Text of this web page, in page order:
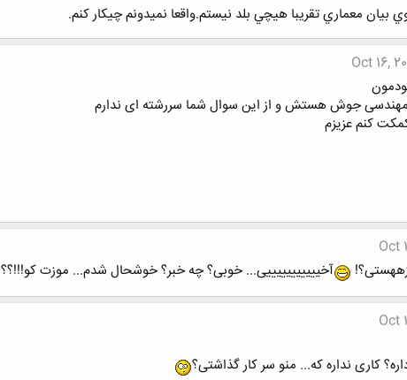
Oct 16,
جوش هستش و از این سوال شما سررشته ای ندارم
کنم عزیزم
Oct
آخیییییییییییی... خوبی؟ چه خبر؟ خوشحال شدم... موزت کو!!!؟؟
Oct
کاری نداره که... منو سر کار گذاشتی؟